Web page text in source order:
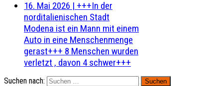
16. Mai 2026 | +++In der
norditalienischen Stadt
Modena ist ein Mann mit einem
Auto in eine Menschenmenge
gerast+++ 8 Menschen wurden
verletzt , davon 4 schwer+++
Suchen nach: